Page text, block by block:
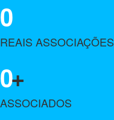
0
REAIS ASSOCIAÇÕES
0+
ASSOCIADOS